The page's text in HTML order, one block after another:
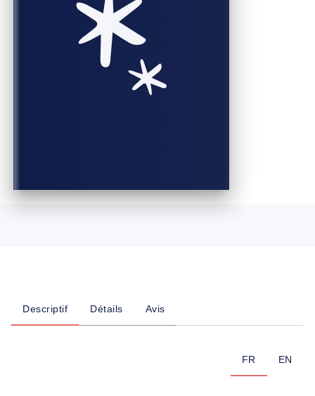
Descriptif Détails Avis
FR EN